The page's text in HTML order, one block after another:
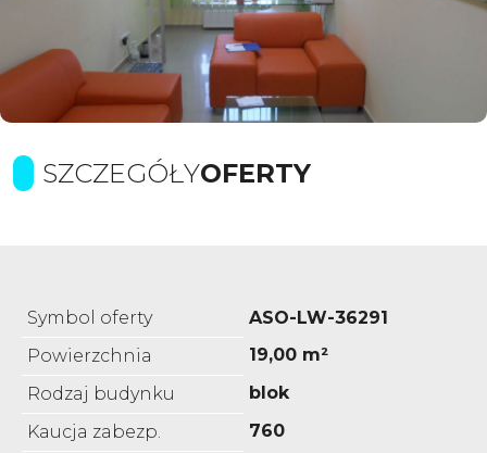
SZCZEGÓŁYOFERTY
Symbol oferty
ASO-LW-36291
Powierzchnia
19,00 m²
Rodzaj budynku
blok
Kaucja zabezp.
760